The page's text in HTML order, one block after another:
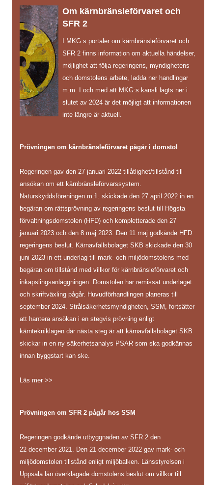
Om kärnbränsleförvaret och
SFR 2
I MKG:s portaler om kärnbränsleförvaret och
SFR 2 finns information om aktuella händelser,
möjlighet att följa regeringens, myndighetens
och domstolens arbete, ladda ner handlingar
m.m. I och med att MKG:s kansli lagts ner i
slutet av 2024 är det möjligt att informationen
inte längre är aktuell.
Prövningen om kärnbränsleförvaret pågår i domstol
Regeringen gav den 27 januari 2022 tillåtlighet/tillstånd till
ansökan om ett kärnbränsleförvarssystem.
Naturskyddsföreningen m.fl. skickade den 27 april 2022 in en
begäran om rättsprövning av regeringens beslut till Högsta
förvaltningsdomstolen (HFD) och kompletterade den 27
januari 2023 och den 8 maj 2023. Den 11 maj godkände HFD
regeringens beslut. Kärnavfallsbolaget SKB skickade den 30
juni 2023 in ett underlag till mark- och miljödomstolens med
begäran om tillstånd med villkor för kärnbränsleförvaret och
inkapslingsanläggningen. Domstolen har remissat underlaget
och skriftväxling pågår. Huvudförhandlingen planeras till
september 2024. Strålsäkerhetsmyndigheten, SSM, fortsätter
att hantera ansökan i en stegvis prövning enligt
kärntekniklagen där nästa steg är att kärnavfallsbolaget SKB
skickar in en ny säkerhetsanalys PSAR som ska godkännas
innan byggstart kan ske.
Läs mer >>
Prövningen om SFR 2 pågår hos SSM
Regeringen godkände utbyggnaden av SFR 2 den
22 december 2021. Den 21 december 2022 gav mark- och
miljödomstolen tillstånd enligt miljöbalken. Länsstyrelsen i
Uppsala län överklagade domstolens beslut om villkor till